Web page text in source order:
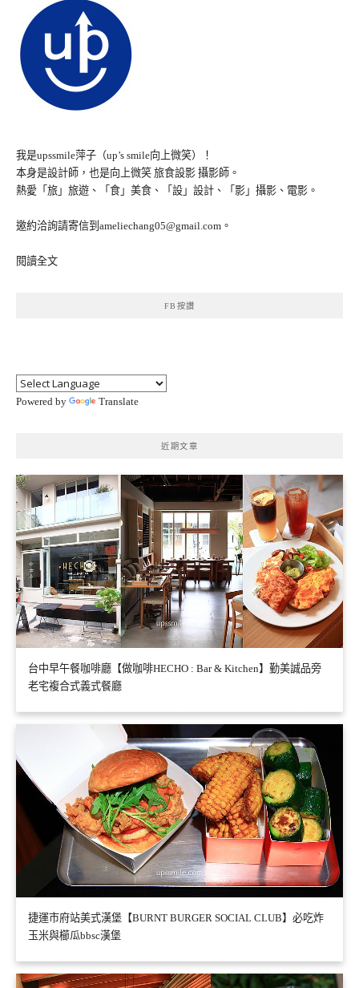
我是upssmile萍子（up’s smile向上微笑）！
本身是設計師，也是向上微笑 旅食設影 攝影師。
熱愛「旅」旅遊、「食」美食、「設」設計、「影」攝影、電影。
邀約洽詢請寄信到ameliechang05@gmail.com。
閱讀全文
FB按讚
Powered by Translate
近期文章
台中早午餐咖啡廳【做咖啡HECHO : Bar & Kitchen】勤美誠品旁
老宅複合式義式餐廳
捷運市府站美式漢堡【BURNT BURGER SOCIAL CLUB】必吃炸
玉米與櫛瓜bbsc漢堡